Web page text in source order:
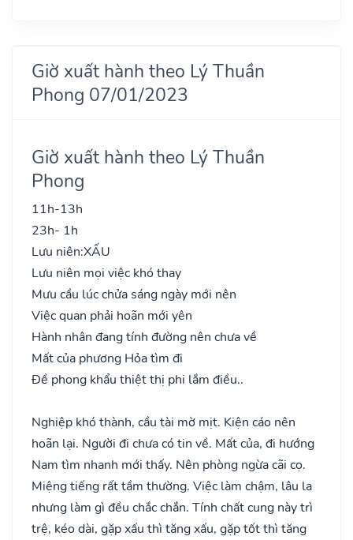
Giờ xuất hành theo Lý Thuần
Phong 07/01/2023
Giờ xuất hành theo Lý Thuần
Phong
11h-13h
23h- 1h
Lưu niên:XẤU
Lưu niên mọi việc khó thay
Mưu cầu lúc chửa sáng ngày mới nên
Việc quan phải hoãn mới yên
Hành nhân đang tính đường nên chưa về
Mất của phương Hỏa tìm đi
Đề phong khẩu thiệt thị phi lắm điều..
Nghiệp khó thành, cầu tài mờ mịt. Kiện cáo nên
hoãn lại. Người đi chưa có tin về. Mất của, đi hướng
Nam tìm nhanh mới thấy. Nên phòng ngừa cãi cọ.
Miệng tiếng rất tầm thường. Việc làm chậm, lâu la
nhưng làm gì đều chắc chắn. Tính chất cung này trì
trệ, kéo dài, gặp xấu thì tăng xấu, gặp tốt thì tăng